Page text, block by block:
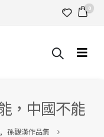
0
，中國不能
, 孫觀漢作品集